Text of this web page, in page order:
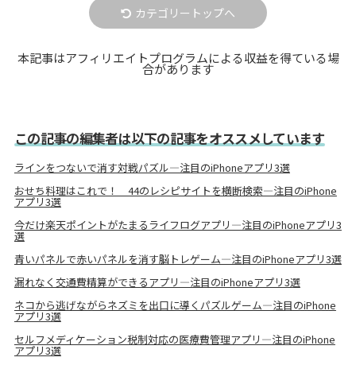
カテゴリートップへ
本記事はアフィリエイトプログラムによる収益を得ている場
合があります
この記事の編集者は以下の記事をオススメしています
ラインをつないで消す対戦パズル―注目のiPhoneアプリ3選
おせち料理はこれで！ 44のレシピサイトを横断検索―注目のiPhone
アプリ3選
今だけ楽天ポイントがたまるライフログアプリ―注目のiPhoneアプリ3
選
青いパネルで赤いパネルを消す脳トレゲーム―注目のiPhoneアプリ3選
漏れなく交通費精算ができるアプリ―注目のiPhoneアプリ3選
ネコから逃げながらネズミを出口に導くパズルゲーム―注目のiPhone
アプリ3選
セルフメディケーション税制対応の医療費管理アプリ―注目のiPhone
アプリ3選